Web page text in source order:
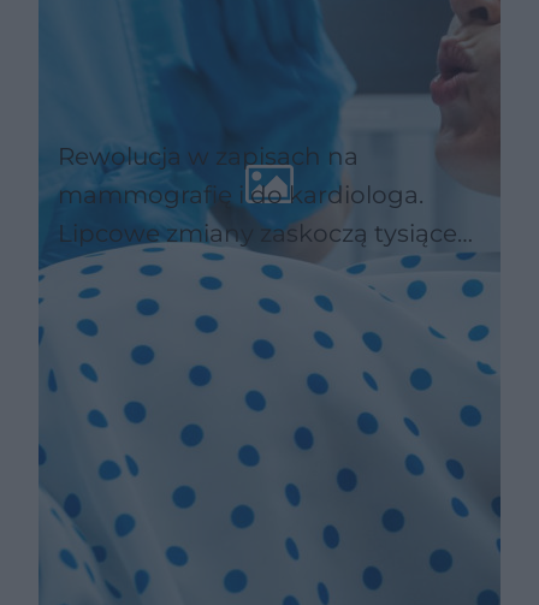
Rewolucja w zapisach na
mammografię i do kardiologa.
Lipcowe zmiany zaskoczą tysiące
pacjentów